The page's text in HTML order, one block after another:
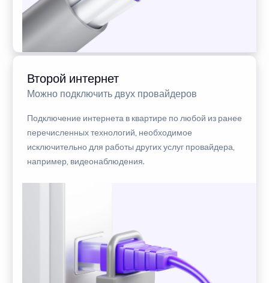
Второй интернет
Можно подключить двух провайдеров
Подключение интернета в квартире по любой из ранее
перечисленных технологий, необходимое
исключительно для работы других услуг провайдера,
например, видеонаблюдения.